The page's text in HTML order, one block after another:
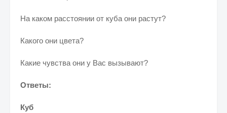
На каком расстоянии от куба они растут?
Какого они цвета?
Какие чувства они у Вас вызывают?
Ответы:
Куб